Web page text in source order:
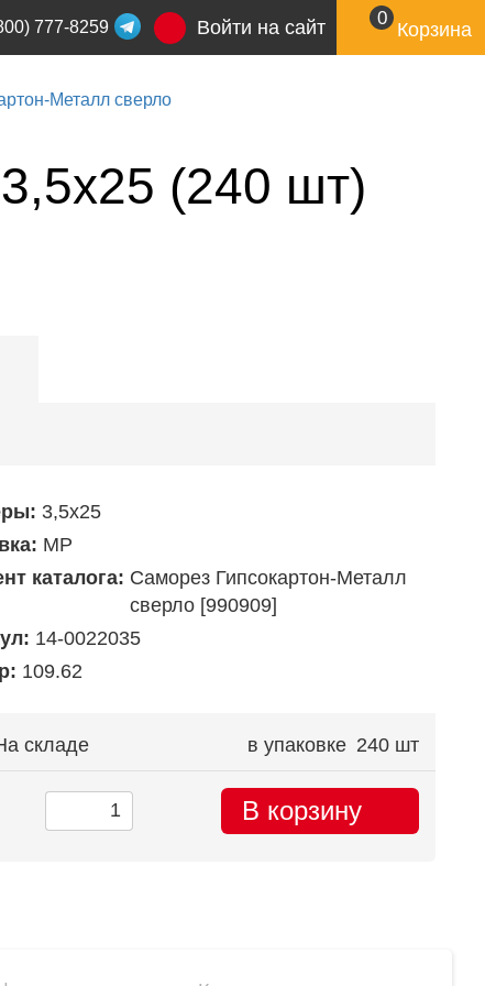
777-8259 Войти на сайт 0
Корзина
Металл сверло
(240 шт)
3,5х25
MP
каталога: Саморез Гипсокартон-Металл
сверло [990909]
14-0022035
109.62
складе в упаковке 240 шт
В корзину